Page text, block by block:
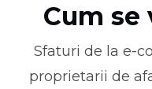
Cum
Sfaturi de la e-
proprietarii de